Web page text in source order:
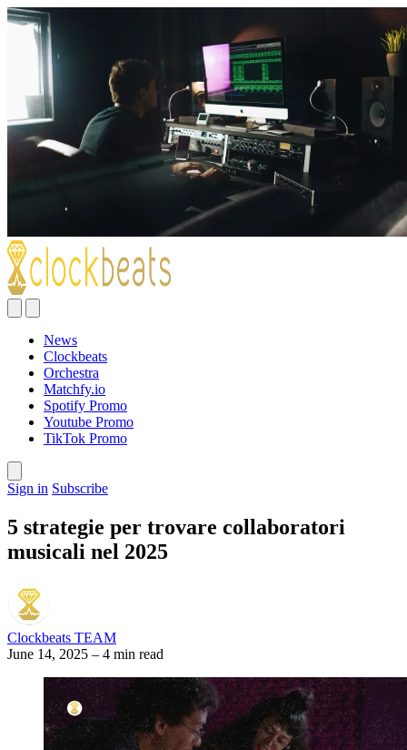
News
Clockbeats
Orchestra
Matchfy.io
Spotify Promo
Youtube Promo
TikTok Promo
Sign in Subscribe
5 strategie per trovare collaboratori
musicali nel 2025
Clockbeats TEAM
June 14, 2025 – 4 min read